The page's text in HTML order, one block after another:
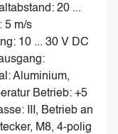
20 ...
5 m/s
10 ... 30 V DC
Aluminium,
Betrieb: +5
III, Betrieb an
M8, 4-polig